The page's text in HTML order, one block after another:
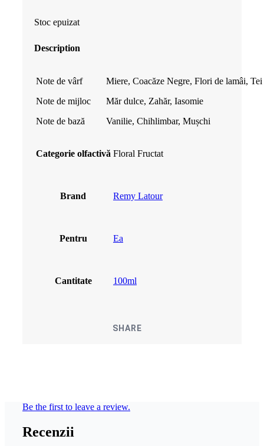
fost:
79.99 lei.
Stoc epuizat
Description
Note de vârf
Miere, Coacăze Negre, Flori de lamâi, Tei
Note de mijloc
Măr dulce, Zahăr, Iasomie
Note de bază
Vanilie, Chihlimbar, Mușchi
Categorie olfactivă Floral Fructat
Brand Remy Latour
Pentru Ea
Cantitate 100ml
SHARE
Be the first to leave a review.
Recenzii